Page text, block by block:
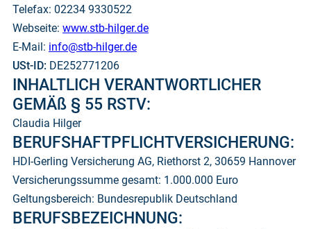
Telefax: 02234 9330522
Webseite: www.stb-hilger.de
E-Mail: info@stb-hilger.de
USt-ID: DE252771206
INHALTLICH VERANTWORT­LICHER
GEMÄß § 55 RSTV:
Claudia Hilger
BERUFSHAFTPFLICHT­­VERSICHERUNG:
HDI-Gerling Versicherung AG, Riethorst 2, 30659 Hannover
Versicherungssumme gesamt: 1.000.000 Euro
Geltungsbereich: Bundesrepublik Deutschland
BERUFSBE­ZEICHNUNG: